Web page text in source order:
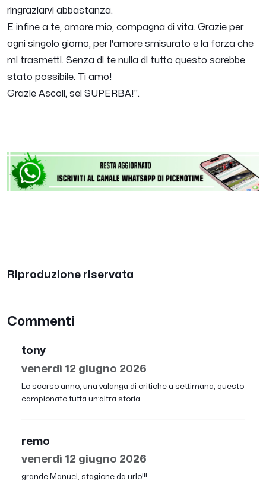
ringraziarvi abbastanza.
E infine a te, amore mio, compagna di vita. Grazie per
ogni singolo giorno, per l'amore smisurato e la forza che
mi trasmetti. Senza di te nulla di tutto questo sarebbe
stato possibile. Ti amo!
Grazie Ascoli, sei SUPERBA!".
Riproduzione riservata
Commenti
tony
venerdì 12 giugno 2026
Lo scorso anno, una valanga di critiche a settimana; questo
campionato tutta un’altra storia.
remo
venerdì 12 giugno 2026
grande Manuel, stagione da urlo!!!